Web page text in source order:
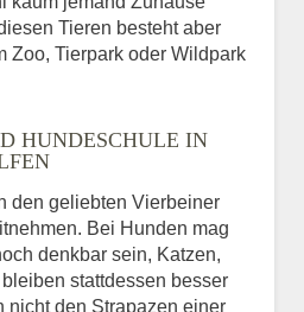
Tieren besteht aber
Zoo, Tierpark oder Wildpark
HUNDESCHULE IN
den geliebten Vierbeiner
Bei Hunden mag
denkbar sein, Katzen,
stattdessen besser
nicht den Strapazen einer